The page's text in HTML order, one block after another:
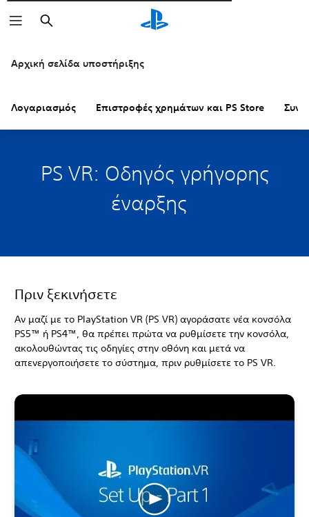
Αναζήτηση
Αρχική σελίδα υποστήριξης
Λογαριασμός Επιστροφές χρημάτων και PS Store
PS VR: Οδηγός γρήγορης
έναρξης
Πριν ξεκινήσετε
Αν μαζί με το PlayStation VR (PS VR) αγοράσατε νέα κονσόλα
PS5™ ή PS4™, θα πρέπει πρώτα να ρυθμίσετε την κονσόλα,
ακολουθώντας τις οδηγίες στην οθόνη και μετά να
απενεργοποιήσετε το σύστημα, πριν ρυθμίσετε το PS VR.